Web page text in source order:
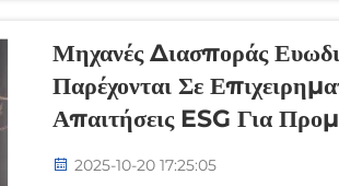
Μηχανές Διασποράς
Παρέχονται Σε
Απαιτήσεις ESG Για
2025-10-20 17:25:05